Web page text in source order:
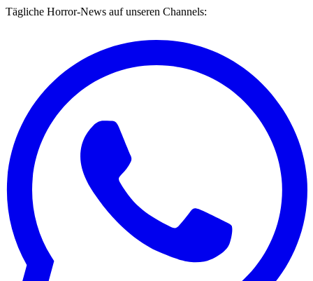
Tägliche Horror-News auf unseren Channels: